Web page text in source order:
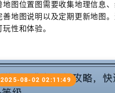
地图位置图需要收集地理信息
善地图说明以及定期更新地图
性和体验。
2025-08-02 02:11:49